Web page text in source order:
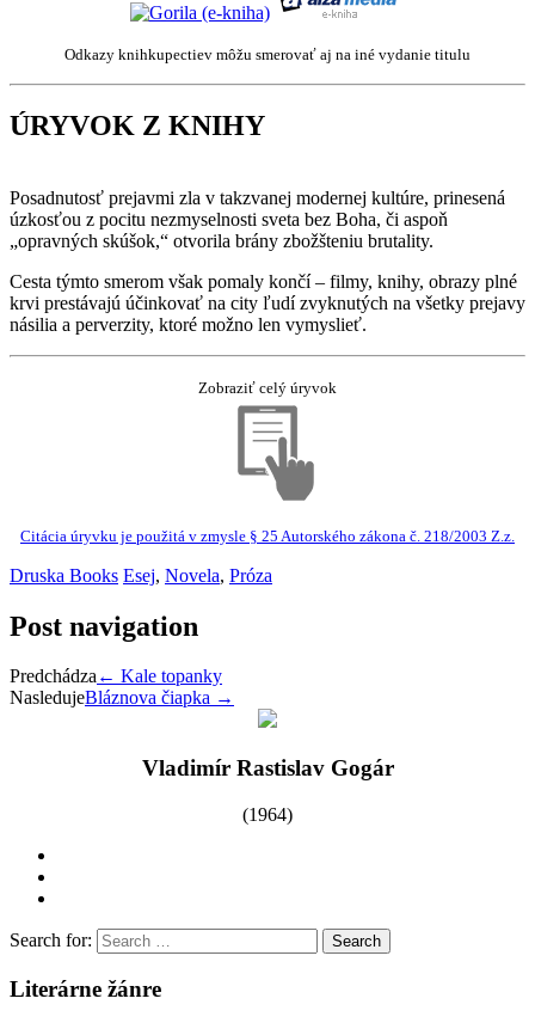
Odkazy knihkupectiev môžu smerovať aj na iné vydanie titulu
ÚRYVOK Z KNIHY
Posadnutosť prejavmi zla v takzvanej modernej kultúre, prinesená
úzkosťou z pocitu nezmyselnosti sveta bez Boha, či aspoň
„opravných skúšok,“ otvorila brány zbožšteniu brutality.
Cesta týmto smerom však pomaly končí – filmy, knihy, obrazy plné
krvi prestávajú účinkovať na city ľudí zvyknutých na všetky prejavy
násilia a perverzity, ktoré možno len vymyslieť.
Zobraziť celý úryvok
Citácia úryvku je použitá v zmysle § 25 Autorského zákona č. 218/2003 Z.z.
Druska Books Esej, Novela, Próza
Post navigation
Predchádza← Kale topanky
NasledujeBláznova čiapka →
Vladimír Rastislav Gogár
(1964)
Search for:
Literárne žánre